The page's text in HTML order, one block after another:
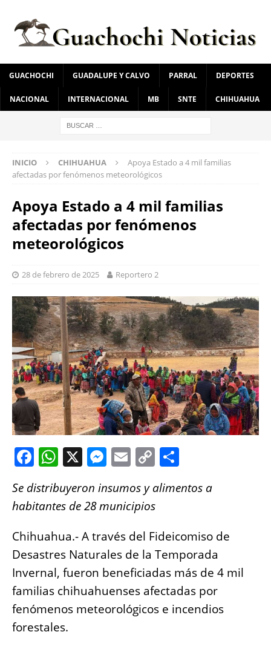
GUACHOCHI GUADALUPE Y CALVO PARRAL DEPORTES
NACIONAL INTERNACIONAL MB SNTE CHIHUAHUA
INICIO CHIHUAHUA
Apoya Estado a 4 mil familias
afectadas por fenómenos meteorológicos
Apoya Estado a 4 mil familias
afectadas por fenómenos
meteorológicos
28 de febrero de 2025 Reportero 2
F
c
e
b
o
o
k
W
at
s
A
p
p
X M
ss
e
n
g
er
E
ai
l
C
o
p
Li
n
k
a
Se distribuyeron insumos y alimentos a
habitantes de 28 municipios
Chihuahua.- A través del Fideicomiso de
Desastres Naturales de la Temporada
Invernal, fueron beneficiadas más de 4 mil
familias chihuahuenses afectadas por
fenómenos meteorológicos e incendios
forestales.